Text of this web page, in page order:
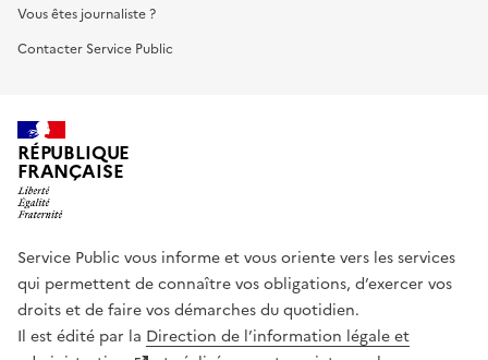
Vous êtes journaliste ?
Contacter Service Public
RÉPUBLIQUE
FRANÇAISE
Service Public vous informe et vous oriente vers les services
qui permettent de connaître vos obligations, d’exercer vos
droits et de faire vos démarches du quotidien.
Il est édité par la Direction de l’information légale et